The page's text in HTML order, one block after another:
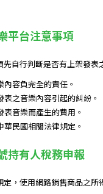
平台注意事項
自行判斷是否有上架發
容負完全的責任。
之音樂內容引起的糾紛。
音樂而產生的費用。
民國相關法律規定。
持有人稅務申報
，使用網路銷售商品之所